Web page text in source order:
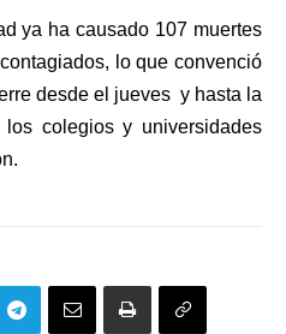
ya ha causado 107 muertes
, lo que convenció
desde el jueves y hasta la
colegios y universidades